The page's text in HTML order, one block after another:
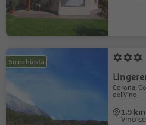
Su richiesta
Corona,
del Vino
1.9 km
Vino